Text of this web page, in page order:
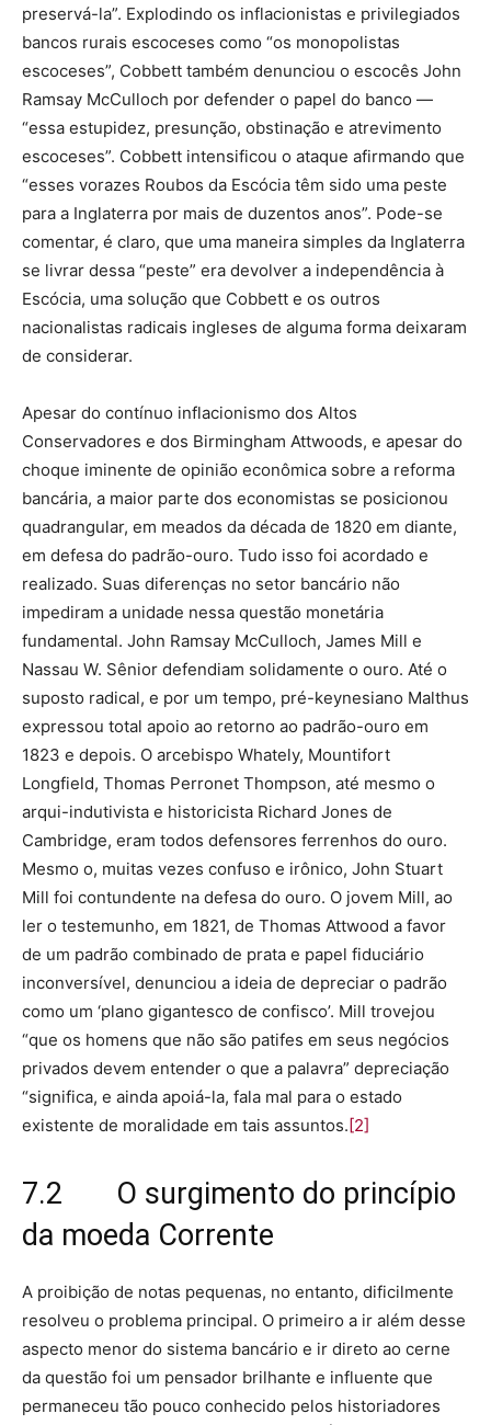
preservá-la”. Explodindo os inflacionistas e privilegiados
bancos rurais escoceses como “os monopolistas
escoceses”, Cobbett também denunciou o escocês John
Ramsay McCulloch por defender o papel do banco —
“essa estupidez, presunção, obstinação e atrevimento
escoceses”. Cobbett intensificou o ataque afirmando que
“esses vorazes Roubos da Escócia têm sido uma peste
para a Inglaterra por mais de duzentos anos”. Pode-se
comentar, é claro, que uma maneira simples da Inglaterra
se livrar dessa “peste” era devolver a independência à
Escócia, uma solução que Cobbett e os outros
nacionalistas radicais ingleses de alguma forma deixaram
de considerar.
Apesar do contínuo inflacionismo dos Altos
Conservadores e dos Birmingham Attwoods, e apesar do
choque iminente de opinião econômica sobre a reforma
bancária, a maior parte dos economistas se posicionou
quadrangular, em meados da década de 1820 em diante,
em defesa do padrão-ouro. Tudo isso foi acordado e
realizado. Suas diferenças no setor bancário não
impediram a unidade nessa questão monetária
fundamental. John Ramsay McCulloch, James Mill e
Nassau W. Sênior defendiam solidamente o ouro. Até o
suposto radical, e por um tempo, pré-keynesiano Malthus
expressou total apoio ao retorno ao padrão-ouro em
1823 e depois. O arcebispo Whately, Mountifort
Longfield, Thomas Perronet Thompson, até mesmo o
arqui-indutivista e historicista Richard Jones de
Cambridge, eram todos defensores ferrenhos do ouro.
Mesmo o, muitas vezes confuso e irônico, John Stuart
Mill foi contundente na defesa do ouro. O jovem Mill, ao
ler o testemunho, em 1821, de Thomas Attwood a favor
de um padrão combinado de prata e papel fiduciário
inconversível, denunciou a ideia de depreciar o padrão
como um ‘plano gigantesco de confisco’. Mill trovejou
“que os homens que não são patifes em seus negócios
privados devem entender o que a palavra” depreciação
“significa, e ainda apoiá-la, fala mal para o estado
existente de moralidade em tais assuntos.[2]
7.2 O surgimento do princípio
da moeda Corrente
A proibição de notas pequenas, no entanto, dificilmente
resolveu o problema principal. O primeiro a ir além desse
aspecto menor do sistema bancário e ir direto ao cerne
da questão foi um pensador brilhante e influente que
permaneceu tão pouco conhecido pelos historiadores